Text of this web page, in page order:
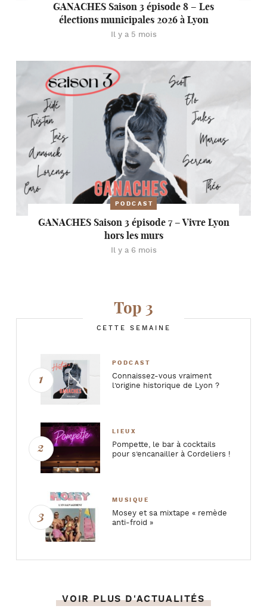
GANACHES Saison 3 épisode 8 – Les
élections municipales 2026 à Lyon
Il y a 5 mois
PODCAST
GANACHES Saison 3 épisode 7 – Vivre Lyon
hors les murs
Il y a 6 mois
Top 3
CETTE SEMAINE
PODCAST
Connaissez-vous vraiment
l’origine historique de Lyon ?
LIEUX
Pompette, le bar à cocktails
pour s’encanailler à Cordeliers !
MUSIQUE
Mosey et sa mixtape « remède
anti-froid »
VOIR PLUS D'ACTUALITÉS